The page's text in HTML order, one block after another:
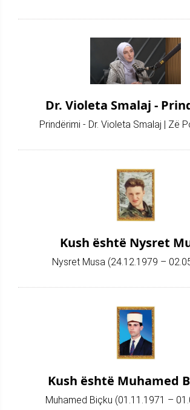
Dr. Violeta Smalaj -
Prindërimi - Dr. Violeta Smalaj | Zë
Kush është Nysret
Nysret Musa (24.12.1979 –
Kush është Muhamed
Muhamed Biçku (01.11.1971 –